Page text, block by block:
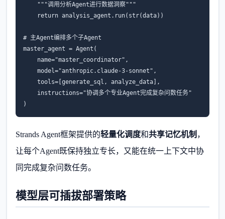
    """调用分析Agent进行数据洞察"""
    return analysis_agent.run(str(data))
# 主Agent编排多个子Agent
master_agent = Agent(
    name="master_coordinator",
    model="anthropic.claude-3-sonnet",
    tools=[generate_sql, analyze_data],
    instructions="协调多个专业Agent完成复杂问数任务"
)
Strands Agent框架提供的轻量化调度和共享记忆机制 ，
让每个Agent既保持独立专长，又能在统一上下文中协
同完成复杂问数任务。
模型层可插拔部署策略